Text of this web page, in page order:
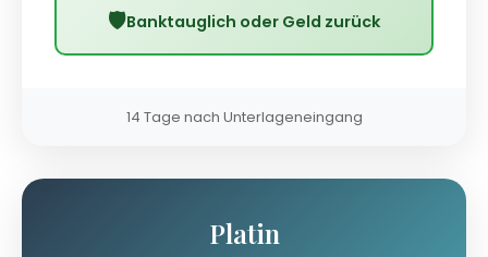
🛡Banktauglich oder Geld zurück
14 Tage nach Unterlageneingang
Platin